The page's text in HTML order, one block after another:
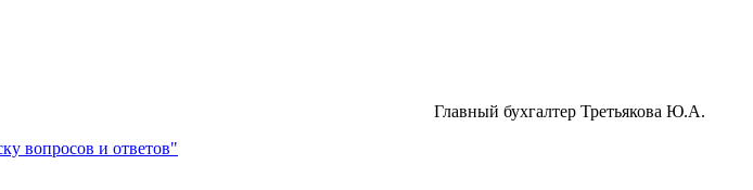
Главный бухгалтер Третьякова Ю.А.
вопросов и ответов"